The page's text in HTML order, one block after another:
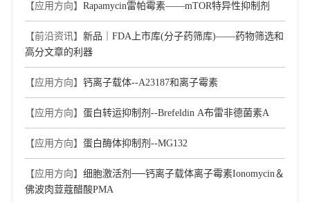
【应用方向】 Rapamycin雷帕霉素——mTOR特异性抑制剂
【前沿资讯】 新品｜FDA上市库(分子药筛库)——药物筛选和
高分文章的利器
【应用方向】 钙离子载体--A23187和离子霉素
【应用方向】 蛋白转运抑制剂--Brefeldin A布雷非德菌素A
【应用方向】 蛋白酶体抑制剂--MG132
【应用方向】 细胞激活剂──钙离子载体离子霉素Ionomycin＆
佛波肉荳蔻醋酸PMA